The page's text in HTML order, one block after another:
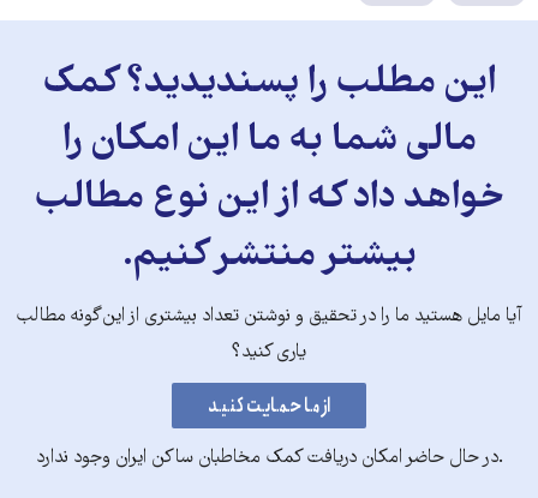
این مطلب را پسندیدید؟ کمک
مالی شما به ما این امکان را
خواهد داد که از این نوع مطالب
بیشتر منتشر کنیم.
آیا مایل هستید ما را در تحقیق و نوشتن تعداد بیشتری از این‌گونه مطالب
یاری کنید؟
.در حال حاضر امکان دریافت کمک مخاطبان ساکن ایران وجود ندارد